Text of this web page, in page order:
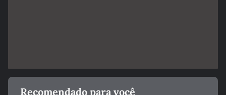
Recomendado para você